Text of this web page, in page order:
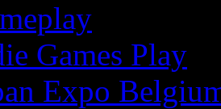
Games Play
Expo